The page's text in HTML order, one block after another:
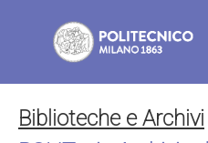
Biblioteche e Archivi